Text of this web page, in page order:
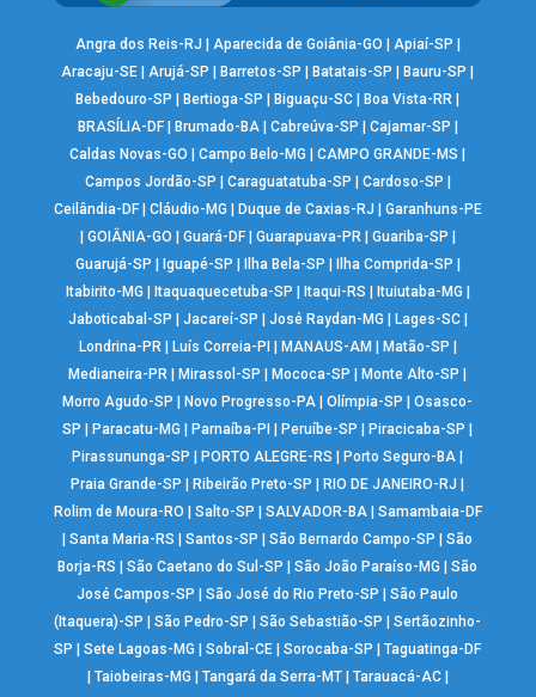
Angra dos Reis-RJ Aparecida de Goiânia-GO Apiaí-SP
Aracaju-SE |Arujá-SP Barretos-SP Batatais-SP Bauru-SP
Bebedouro-SP
Bertioga-SP Biguaçu-SC Boa Vista-RR
BRASÍLIA-DF| Brumado-BA| Cabreúva-SP Cajamar-SP
Caldas Novas-GO
|Campo Belo-MG |CAMPO GRANDE-MS
Campos Jordão-SP
Caraguatatuba-SP Cardoso-SP
Ceilândia-DF| Cláudio-MG Duque de Caxias-RJ
Garanhuns-PE
GOIÂNIA-GO Guará-DF| Guarapuava-PR| Guariba-SP
Guarujá-SP
Iguapé-SP Ilha Bela-SP Ilha Comprida-SP
Itabirito-MG
Itaquaquecetuba-SP Itaqui-RS Ituiutaba-MG
Jaboticabal-SP
Jacareí-SP José Raydan-MG Lages-SC|
Londrina-PR| Luís Correia-PI MANAUS-AM Matão-SP
Medianeira-PR
Mirassol-SP Mococa-SP Monte Alto-SP
Morro Agudo-SP
Novo Progresso-PA |Olímpia-SP |Osasco-
SP
Paracatu-MG Parnaíba-PI Peruíbe-SP Piracicaba-SP
Pirassununga-SP
PORTO ALEGRE-RS Porto Seguro-BA
Praia Grande-SP
Ribeirão Preto-SP RIO DE JANEIRO-RJ
Rolim de Moura-RO
Salto-SP SALVADOR-BA| Samambaia-DF
|Santa Maria-RS |Santos-SP |São Bernardo Campo-SP |São
Borja-RS
|São Caetano do Sul-SP |São João Paraíso-MG |São
José Campos-SP
|São José do Rio Preto-SP |São Paulo
(Itaquera)-SP
|São Pedro-SP |São Sebastião-SP |Sertãozinho-
SP
|Sete Lagoas-MG |Sobral-CE |Sorocaba-SP |Taguatinga-DF
Taiobeiras-MG Tangará da Serra-MT| Tarauacá-AC|